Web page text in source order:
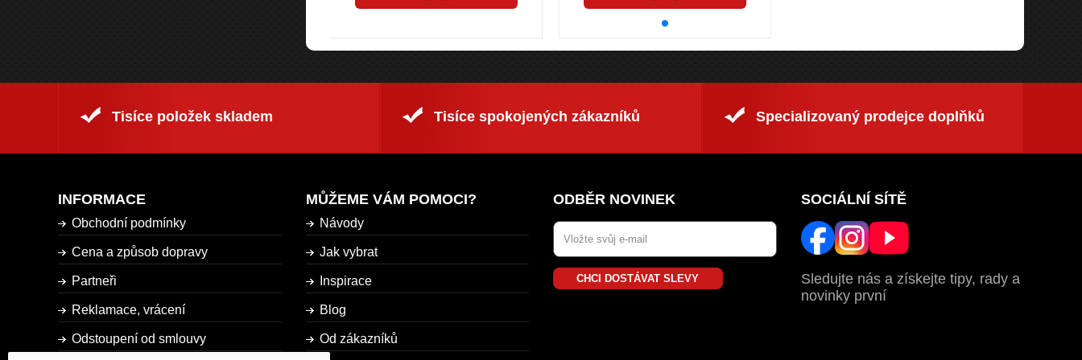
Tisíce položek skladem Tisíce spokojených zákazníků Specializovaný prodejce doplňků
INFORMACE
Obchodní podmínky
Cena a způsob dopravy
Partneři
Reklamace, vrácení
Odstoupení od smlouvy
MŮŽEME VÁM POMOCI?
Návody
Jak vybrat
Inspirace
Blog
Od zákazníků
ODBĚR NOVINEK
CHCI DOSTÁVAT SLEVY
SOCIÁLNÍ SÍTĚ
Sledujte nás a získejte tipy, rady a
novinky první